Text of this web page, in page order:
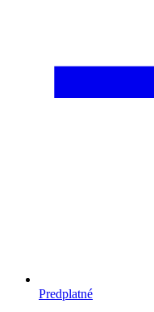
Predplatné